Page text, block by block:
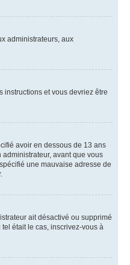
administrateurs, aux
instructions et vous devriez être
avoir en dessous de 13 ans
avant que vous
une mauvaise adresse de
ait désactivé ou supprimé
était le cas, inscrivez-vous à